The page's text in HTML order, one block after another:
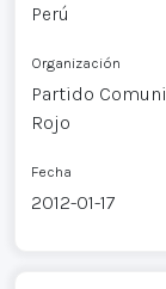
Perú
Organización
Partido
Rojo
Fecha
2012-01-17